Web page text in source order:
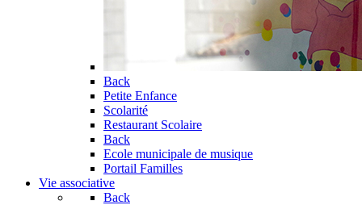
Back
Petite Enfance
Scolarité
Restaurant Scolaire
Back
Ecole municipale de musique
Portail Familles
Vie associative
Back